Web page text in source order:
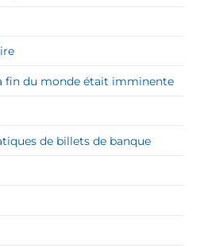
fin du monde était imminente
de billets de banque